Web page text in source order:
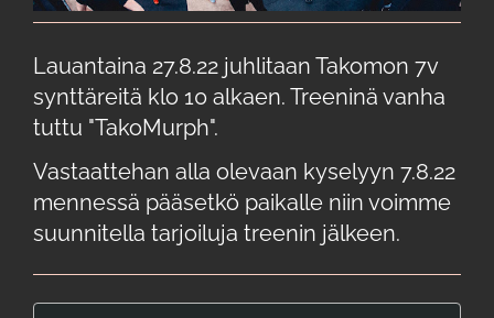
Lauantaina 27.8.22 juhlitaan Takomon 7v
synttäreitä klo 10 alkaen. Treeninä vanha
tuttu "TakoMurph".
Vastaattehan alla olevaan kyselyyn 7.8.22
mennessä pääsetkö paikalle niin voimme
suunnitella tarjoiluja treenin jälkeen.